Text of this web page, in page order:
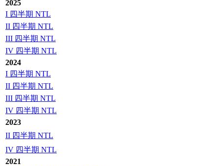
2025
I 四半期 NTL
II 四半期 NTL
III 四半期 NTL
IV 四半期 NTL
2024
I 四半期 NTL
II 四半期 NTL
III 四半期 NTL
IV 四半期 NTL
2023
II 四半期 NTL
IV 四半期 NTL
2021